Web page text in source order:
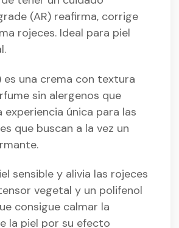
(AR) reafirma, corrige
rojeces. Ideal para piel
es una crema con textura
sin alergenos que
experiencia única para las
que buscan a la vez un
sensible y alivia las rojeces
vegetal y un polifenol
consigue calmar la
la piel por su efecto